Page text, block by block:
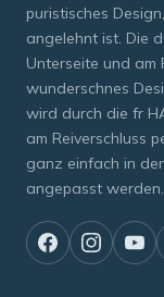
puristisches
angelehnt ist. Die
Unterseite und am
wunderschnes
wird durch die fr
am Reiverschluss
ganz einfach in
angepasst